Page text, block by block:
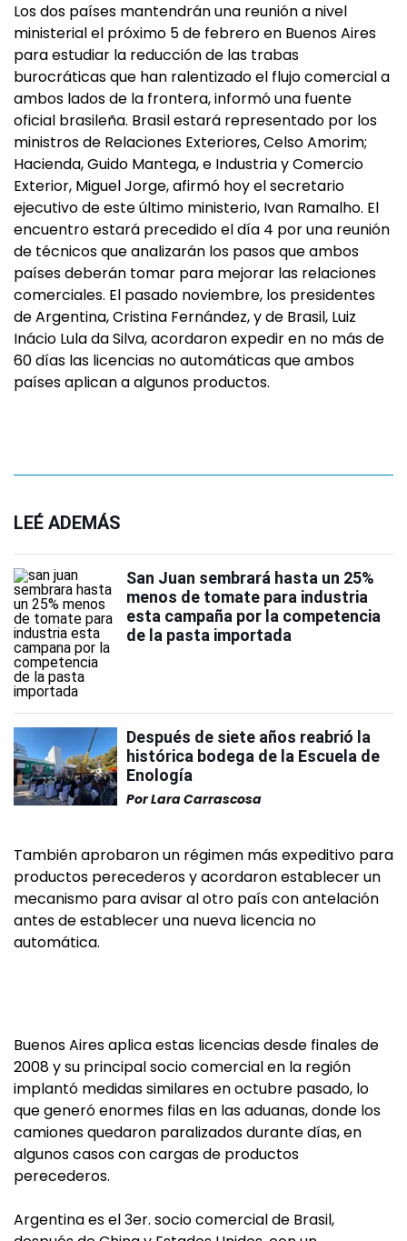
Los dos países mantendrán una reunión a nivel
ministerial el próximo 5 de febrero en Buenos Aires
para estudiar la reducción de las trabas
burocráticas que han ralentizado el flujo comercial a
ambos lados de la frontera, informó una fuente
oficial brasileña. Brasil estará representado por los
ministros de Relaciones Exteriores, Celso Amorim;
Hacienda, Guido Mantega, e Industria y Comercio
Exterior, Miguel Jorge, afirmó hoy el secretario
ejecutivo de este último ministerio, Ivan Ramalho. El
encuentro estará precedido el día 4 por una reunión
de técnicos que analizarán los pasos que ambos
países deberán tomar para mejorar las relaciones
comerciales. El pasado noviembre, los presidentes
de Argentina, Cristina Fernández, y de Brasil, Luiz
Inácio Lula da Silva, acordaron expedir en no más de
60 días las licencias no automáticas que ambos
países aplican a algunos productos.
LEÉ ADEMÁS
San Juan sembrará hasta un 25%
menos de tomate para industria
esta campaña por la competencia
de la pasta importada
Después de siete años reabrió la
histórica bodega de la Escuela de
Enología
PorLara Carrascosa
También aprobaron un régimen más expeditivo para
productos perecederos y acordaron establecer un
mecanismo para avisar al otro país con antelación
antes de establecer una nueva licencia no
automática.
Buenos Aires aplica estas licencias desde finales de
2008 y su principal socio comercial en la región
implantó medidas similares en octubre pasado, lo
que generó enormes filas en las aduanas, donde los
camiones quedaron paralizados durante días, en
algunos casos con cargas de productos
perecederos.
Argentina es el 3er. socio comercial de Brasil,